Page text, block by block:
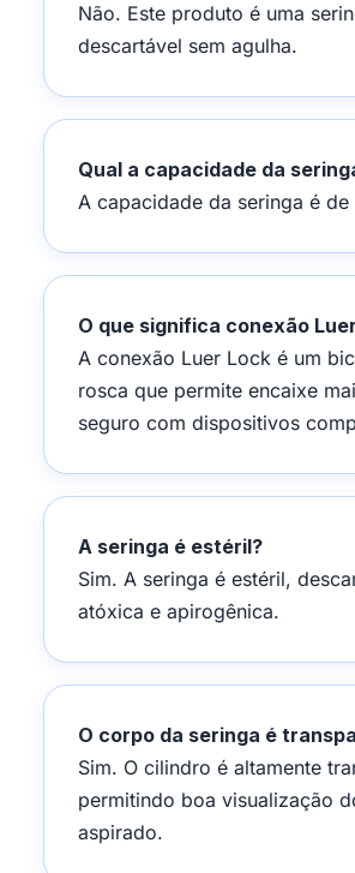
Não. Este produto é uma
descartável sem agulha.
Qual a capacidade da
A capacidade da seringa é de
O que significa conexão
A conexão Luer Lock é um
rosca que permite encaixe
seguro com dispositivos
A seringa é estéril?
Sim. A seringa é estéril,
atóxica e apirogênica.
O corpo da seringa é
Sim. O cilindro é altamente
permitindo boa visualização
aspirado.